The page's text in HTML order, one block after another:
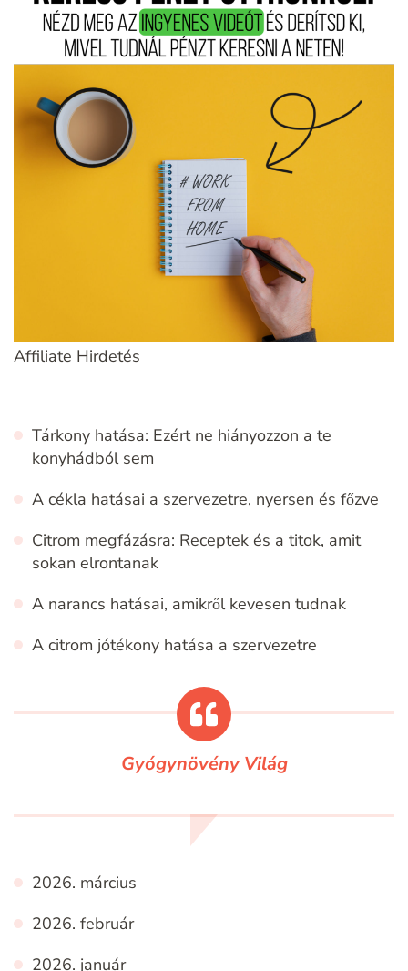
Affiliate Hirdetés
Tárkony hatása: Ezért ne hiányozzon a te
konyhádból sem
A cékla hatásai a szervezetre, nyersen és főzve
Citrom megfázásra: Receptek és a titok, amit
sokan elrontanak
A narancs hatásai, amikről kevesen tudnak
A citrom jótékony hatása a szervezetre
Gyógynövény Világ
2026. március
2026. február
2026. január